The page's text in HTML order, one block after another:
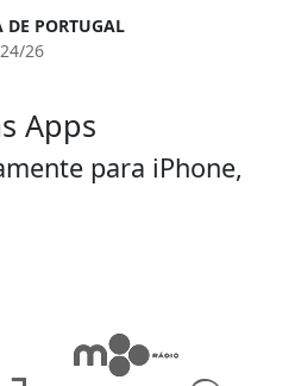
PORTUGAL
26
Apps
para iPhone,